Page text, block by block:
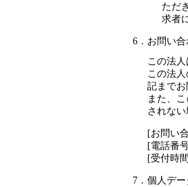
ただ
求者
お問い合
この法
この法
記までお
また、
されな
お問い
電話番
受付時間
個人デ